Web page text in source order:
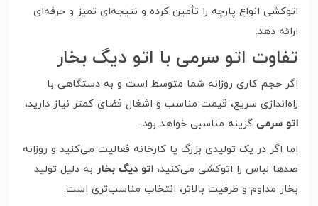
اتوکشی انواع پارچه را تأمین کرده و نتیجه‌ای تمیز و حرفه‌ای
ارائه دهد.
تفاوت اتو سرمی با اتو دیگ بخار
اگر حجم کاری روزانه شما متوسط است و به دستگاهی با
راه‌اندازی سریع، قیمت مناسب و اشغال فضای کمتر نیاز دارید،
اتو سرمی گزینه مناسبی خواهد بود.
اما اگر در یک تولیدی بزرگ یا کارخانه فعالیت می‌کنید و روزانه
صدها لباس را اتوکشی می‌کنید، اتو دیگ بخار به دلیل تولید
بخار مداوم و ظرفیت بالاتر، انتخاب مناسب‌تری است.